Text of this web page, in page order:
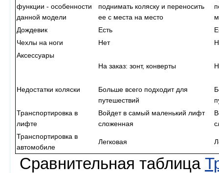
функции - особенности
данной модели
поднимать коляску и переносить
ее с места на место
Дождевик
Есть
Чехлы на ноги
Нет
Аксессуары
На заказ: зонт, конверты
Недостатки коляски
Больше всего подходит для
путешествий
Транспортировка в
лифте
Войдет в самый маленький лифт
сложенная
Транспортировка в
автомобиле
Легковая
Сравнительная таблица